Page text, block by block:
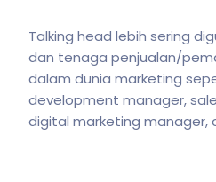
Talking head lebih sering
dan tenaga penjualan/
dalam dunia marketing
development manager,
digital marketing manager,